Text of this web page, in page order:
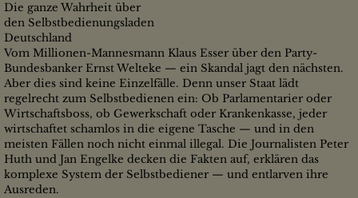
Die ganze Wahrheit über
den Selbstbedienungsladen
Deutschland
Vom Millionen-Mannesmann Klaus Esser über den Party-
Bundesbanker Ernst Welteke — ein Skandal jagt den nächsten.
Aber dies sind keine Einzelfälle. Denn unser Staat lädt
regelrecht zum Selbstbedienen ein: Ob Parlamentarier oder
Wirtschaftsboss, ob Gewerkschaft oder Krankenkasse, jeder
wirtschaftet schamlos in die eigene Tasche — und in den
meisten Fällen noch nicht einmal illegal. Die Journalisten Peter
Huth und Jan Engelke decken die Fakten auf, erklären das
komplexe System der Selbstbediener — und entlarven ihre
Ausreden.